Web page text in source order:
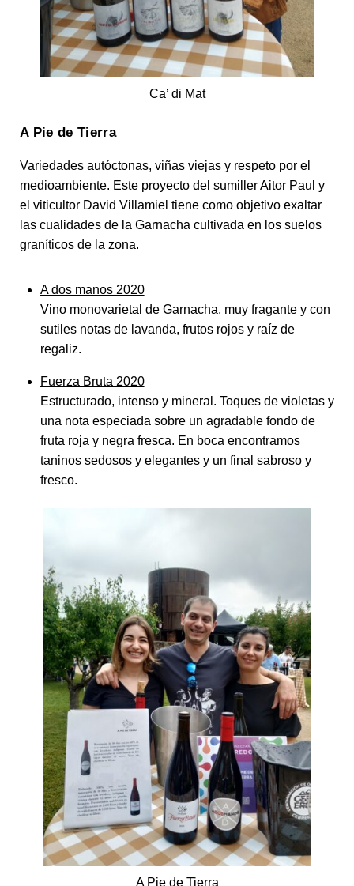
Ca’ di Mat
A Pie de Tierra
Variedades autóctonas, viñas viejas y respeto por el
medioambiente. Este proyecto del sumiller Aitor Paul y
el viticultor David Villamiel tiene como objetivo exaltar
las cualidades de la Garnacha cultivada en los suelos
graníticos de la zona.
A dos manos 2020
Vino monovarietal de Garnacha, muy fragante y con
sutiles notas de lavanda, frutos rojos y raíz de
regaliz.
Fuerza Bruta 2020
Estructurado, intenso y mineral. Toques de violetas y
una nota especiada sobre un agradable fondo de
fruta roja y negra fresca. En boca encontramos
taninos sedosos y elegantes y un final sabroso y
fresco.
A Pie de Tierra